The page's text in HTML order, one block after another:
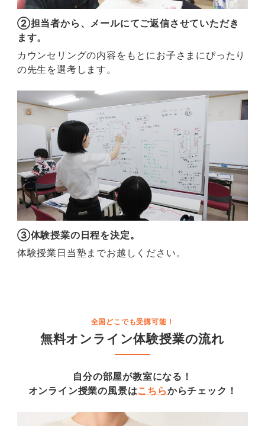
②担当者から、メールにてご返信させていただき
ます。
カウンセリングの内容をもとにお子さまにぴったり
の先生を選考します。
③体験授業の日程を決定。
体験授業日当塾までお越しください。
全国どこでも受講可能！
無料オンライン体験授業の流れ
自分の部屋が教室になる！
オンライン授業の風景はこちらからチェック！